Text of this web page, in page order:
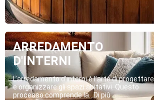
ARREDAMENTO
D'INTERNI
L’arredamento d’interni è l’arte di progettare
e organizzare gli spazi abitativi. Questo
processo comprende la...Di più